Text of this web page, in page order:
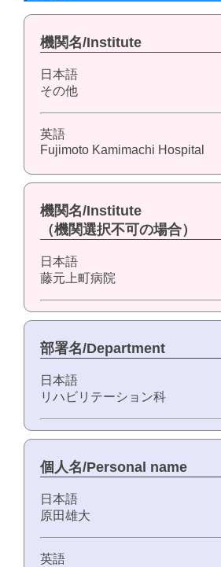
機関名/Institute
日本語
その他
英語
Fujimoto Kamimachi Hospital
機関名/Institute
（機関選択不可の場合）
日本語
藤元上町病院
部署名/Department
日本語
リハビリテーション科
個人名/Personal name
日本語
原田雄大
英語